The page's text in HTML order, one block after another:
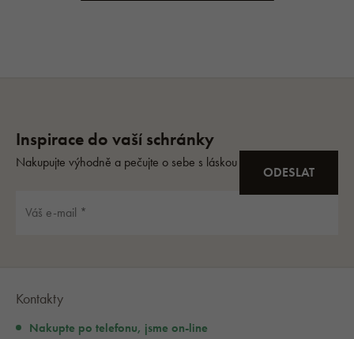
Kontakty
Nakupte po telefonu, jsme on-line